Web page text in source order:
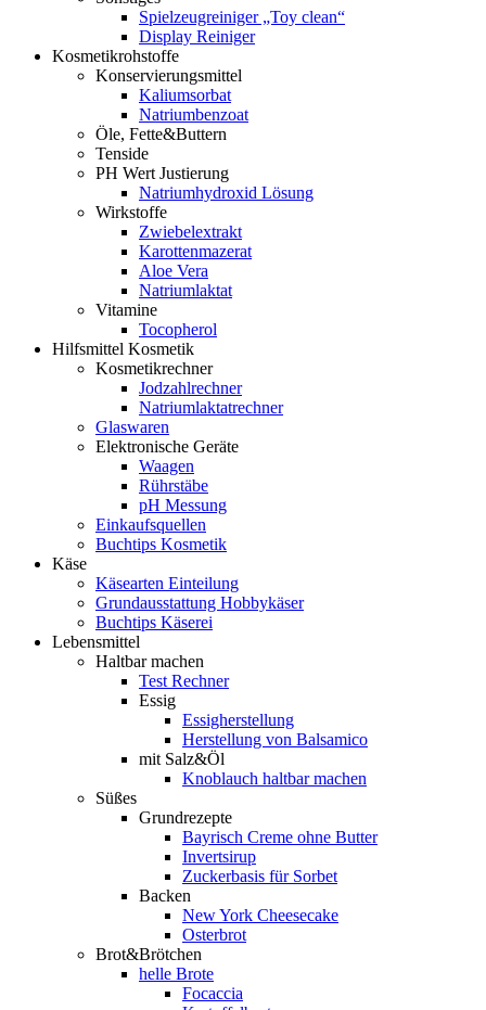
Spielzeugreiniger „Toy clean“
Display Reiniger
Kosmetikrohstoffe
Konservierungsmittel
Kaliumsorbat
Natriumbenzoat
Öle, Fette&Buttern
Tenside
PH Wert Justierung
Natriumhydroxid Lösung
Wirkstoffe
Zwiebelextrakt
Karottenmazerat
Aloe Vera
Natriumlaktat
Vitamine
Tocopherol
Hilfsmittel Kosmetik
Kosmetikrechner
Jodzahlrechner
Natriumlaktatrechner
Glaswaren
Elektronische Geräte
Waagen
Rührstäbe
pH Messung
Einkaufsquellen
Buchtips Kosmetik
Käse
Käsearten Einteilung
Grundausstattung Hobbykäser
Buchtips Käserei
Lebensmittel
Haltbar machen
Test Rechner
Essig
Essigherstellung
Herstellung von Balsamico
mit Salz&Öl
Knoblauch haltbar machen
Süßes
Grundrezepte
Bayrisch Creme ohne Butter
Invertsirup
Zuckerbasis für Sorbet
Backen
New York Cheesecake
Osterbrot
Brot&Brötchen
helle Brote
Focaccia